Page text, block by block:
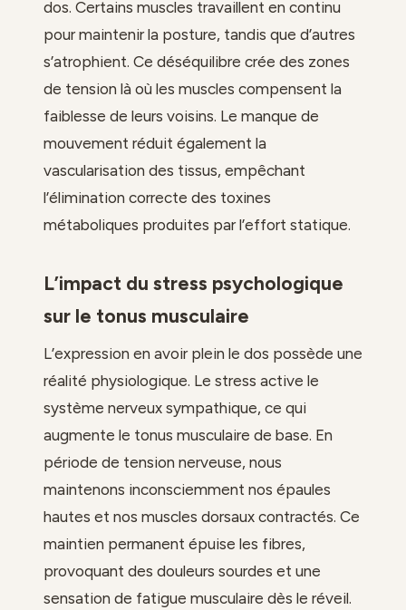
dos. Certains muscles travaillent en continu
pour maintenir la posture, tandis que d’autres
s’atrophient. Ce déséquilibre crée des zones
de tension là où les muscles compensent la
faiblesse de leurs voisins. Le manque de
mouvement réduit également la
vascularisation des tissus, empêchant
l’élimination correcte des toxines
métaboliques produites par l’effort statique.
L’impact du stress psychologique
sur le tonus musculaire
L’expression en avoir plein le dos possède une
réalité physiologique. Le stress active le
système nerveux sympathique, ce qui
augmente le tonus musculaire de base. En
période de tension nerveuse, nous
maintenons inconsciemment nos épaules
hautes et nos muscles dorsaux contractés. Ce
maintien permanent épuise les fibres,
provoquant des douleurs sourdes et une
sensation de fatigue musculaire dès le réveil.